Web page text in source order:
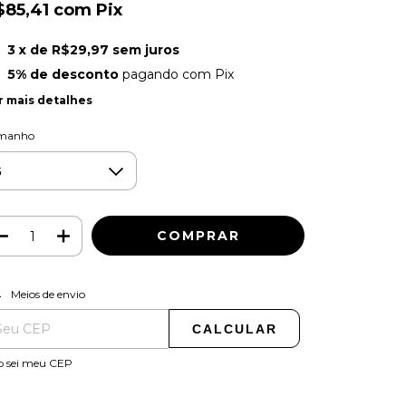
com Pix
3 x de R$29,97 sem juros
5% de descontopagando com Pix
mais detalhes
para o CEP:
Meios de envio
CALCULAR
sei meu CEP